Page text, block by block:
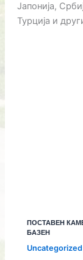
Јапонија,
Турција и
ПОСТАВЕН
БАЗЕН
Uncategorized